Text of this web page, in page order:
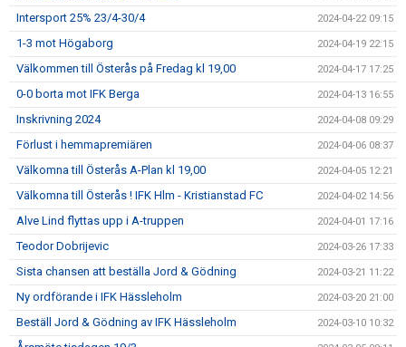
Intersport 25% 23/4-30/4 2024-04-22 09:15
1-3 mot Högaborg 2024-04-19 22:15
Välkommen till Österås på Fredag kl 19,00 2024-04-17 17:25
0-0 borta mot IFK Berga 2024-04-13 16:55
Inskrivning 2024 2024-04-08 09:29
Förlust i hemmapremiären 2024-04-06 08:37
Välkomna till Österås A-Plan kl 19,00 2024-04-05 12:21
Välkomna till Österås ! IFK Hlm - Kristianstad FC 2024-04-02 14:56
Alve Lind flyttas upp i A-truppen 2024-04-01 17:16
Teodor Dobrijevic 2024-03-26 17:33
Sista chansen att beställa Jord & Gödning 2024-03-21 11:22
Ny ordförande i IFK Hässleholm 2024-03-20 21:00
Beställ Jord & Gödning av IFK Hässleholm 2024-03-10 10:32